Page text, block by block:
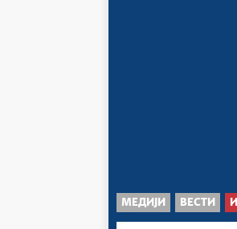
МЕДИЈИ ВЕСТИ